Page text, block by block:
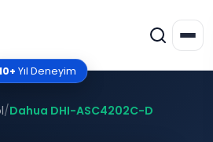
Yıl Deneyim
/Dahua DHI-ASC4202C-D